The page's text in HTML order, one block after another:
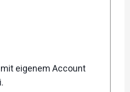
identisch. Ab hier geht
der Salzach entlang
Höhenunterschied von
ist hier eine
eigenem Account